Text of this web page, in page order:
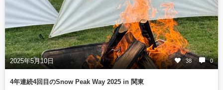
2025年5月10日 38 0
4年連続4回目のSnow Peak Way 2025 in 関東